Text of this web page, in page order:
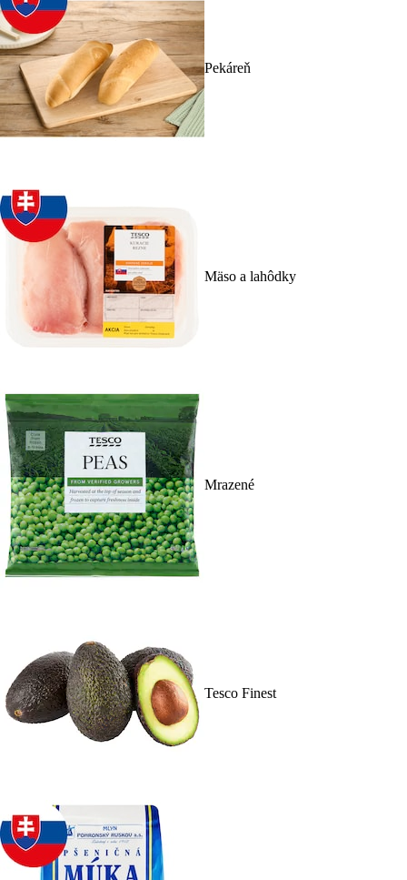
Pekáreň
Mäso a lahôdky
Mrazené
Tesco Finest